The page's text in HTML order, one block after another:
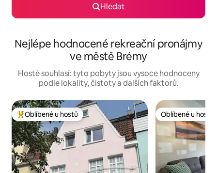
Hledat
Nejlépe hodnocené rekreační pronájmy
ve městě Brémy
Hosté souhlasí: tyto pobyty jsou vysoce hodnoceny
podle lokality, čistoty a dalších faktorů.
Nejlepší v kategorii Oblíbené u hostů
Oblíbené u hostů Oblíbené u hostů
Oblíbené u hostů